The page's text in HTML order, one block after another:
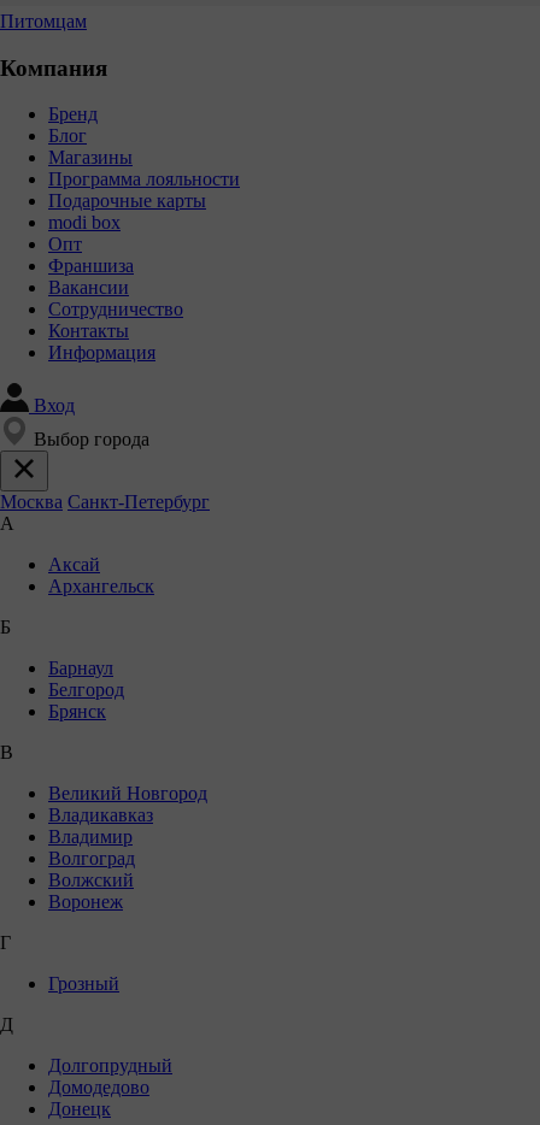
Питомцам
Компания
Бренд
Блог
Магазины
Программа лояльности
Подарочные карты
modi box
Опт
Франшиза
Вакансии
Сотрудничество
Контакты
Информация
Вход
Выбор города
Москва Санкт-Петербург
А
Аксай
Архангельск
Б
Барнаул
Белгород
Брянск
В
Великий Новгород
Владикавказ
Владимир
Волгоград
Волжский
Воронеж
Г
Грозный
Д
Долгопрудный
Домодедово
Донецк